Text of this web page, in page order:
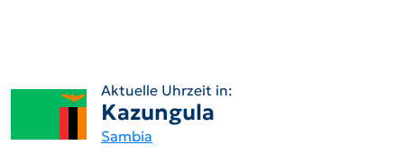
Aktuelle Uhrzeit in:
Kazungula
Sambia